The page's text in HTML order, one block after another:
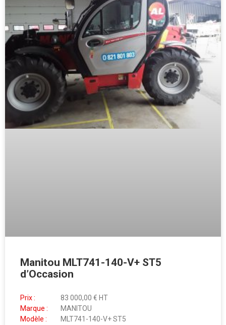
Manitou MLT741-140-V+ ST5
d’Occasion
Prix :
83 000,00 € HT
Marque :
MANITOU
Modèle :
MLT741-140-V+ ST5